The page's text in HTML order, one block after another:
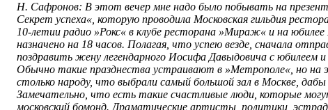
Н. Сафронов: В этот вечер мне надо было побывать на
Секрет успеха«, которую проводила Московская гильдия
10-летии радио »Рокс« в клубе ресторана »Мираж« и на юбилее
назначено на 18 часов. Полагая, что успею везде, сначала
поздравить жену легендарного Иосифа Давыдовича с юбилеем
Обычно такие празднества устраивают в »Метрополе«, но на
столько народу, что выбрали самый большой зал в Москве,
Замечательно, что есть такие счастливые люди, которые
московский бомонд. Драматические артисты, политики,